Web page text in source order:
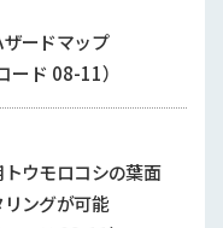
ードマップ
ード 08-11）
ウモロコシの葉面
ングが可能